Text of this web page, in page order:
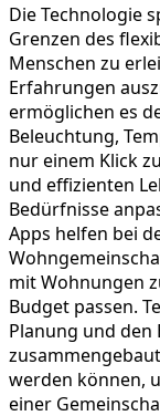
Die Technologie
Grenzen des
Menschen zu
Erfahrungen
ermöglichen es
Beleuchtung,
nur einem Klick
und effizienten
Bedürfnisse
Apps helfen bei
mit Wohnungen
Budget passen.
Planung und den
werden können,
einer